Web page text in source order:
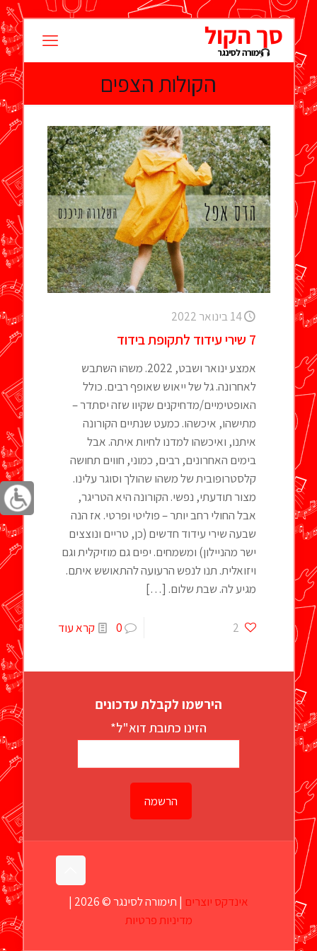
הקולות הצפים
14 בינואר 2022
7 שירי עידוד לתקופת בידוד
אמצע ינואר ושבט, 2022. משהו השתבש
לאחרונה. גל של ייאוש שאופף רבים. כולל
האופטימיים/מדחיקנים שקיוו שזה יסתדר –
מתישהו, איכשהו. כמעט שנתיים הקורונה
איתנו, ואיכשהו למדנו לחיות איתה. אבל
בימים האחרונים, רבים, כמוני, חווים תחושה
קלסטרופובית של משהו שהולך וסוגר עלינו.
מצור תודעתי, נפשי. הקורונה היא הטריגר,
אבל החולי רחב יותר – פוליטי ופרטי. אז הנה
שבעה שירי עידוד חדשים (כן, טריים ונוצצים
ישר מהניילון) ומשמחים. יפים גם מוזיקלית וגם
ויזואלית. תנו לנפש הרעועה להתאושש איתם.
מגיע לה. שבת שלום. […]
2
0 קרא עוד
הירשמו לקבלת עדכונים
הזינו כתובת דוא"ל*
אינדקס יוצרים | תימורה לסינגר © 2026 |
מדיניות פרטיות